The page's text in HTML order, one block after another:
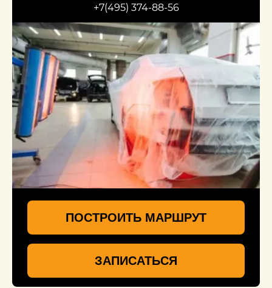
+7(495) 374-88-56
ПОСТРОИТЬ МАРШРУТ
ЗАПИСАТЬСЯ